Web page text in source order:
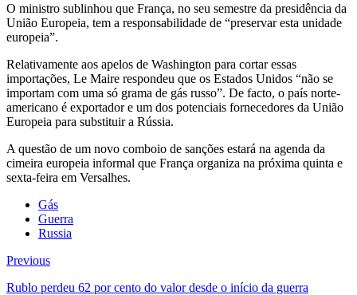
O ministro sublinhou que França, no seu semestre da presidência da
União Europeia, tem a responsabilidade de “preservar esta unidade
europeia”.
Relativamente aos apelos de Washington para cortar essas
importações, Le Maire respondeu que os Estados Unidos “não se
importam com uma só grama de gás russo”. De facto, o país norte-
americano é exportador e um dos potenciais fornecedores da União
Europeia para substituir a Rússia.
A questão de um novo comboio de sanções estará na agenda da
cimeira europeia informal que França organiza na próxima quinta e
sexta-feira em Versalhes.
Gás
Guerra
Russia
Previous
Rublo perdeu 62 por cento do valor desde o início da guerra